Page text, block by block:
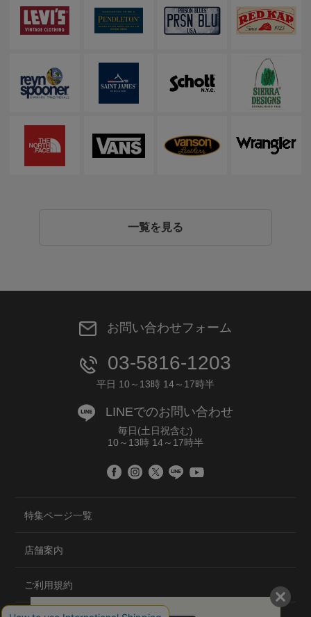
一覧を見る
お問い合わせフォーム
03-5816-1203
平日 10～13時 14～17時半
LINEでのお問い合わせ
毎日(土日祝含む)
10～13時 14～17時半
特集ページ一覧
店舗案内
ご利用規約